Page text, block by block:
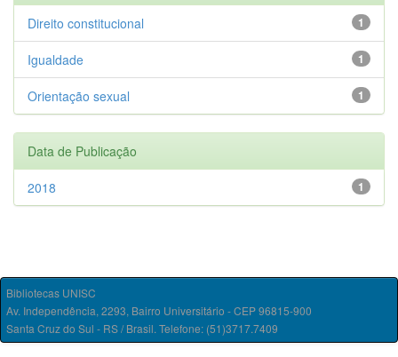
1
Direito constitucional
1
Igualdade
1
Orientação sexual
Data de Publicação
1
2018
Bibliotecas UNISC
Av. Independência, 2293, Bairro Universitário - CEP 96815-900
Santa Cruz do Sul - RS / Brasil. Telefone: (51)3717.7409